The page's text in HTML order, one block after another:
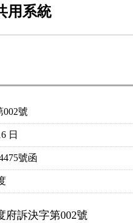
用系統
002號
日
號函
訴決字第002號